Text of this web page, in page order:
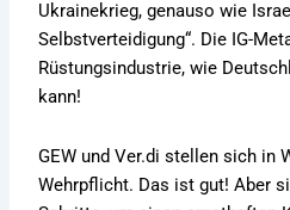
Ukrainekrieg, genauso wie
Selbstverteidigung“. Die IG-
Rüstungsindustrie, wie
kann!
GEW und Ver.di stellen sich in
Wehrpflicht. Das ist gut! Aber